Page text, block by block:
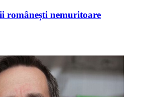
românești nemuritoare